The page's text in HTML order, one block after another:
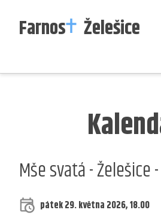
Farnos Želešice
Nedělní Zpravodaj
Mše svatá - Želešice
pátek 29. května 2026, 18.00